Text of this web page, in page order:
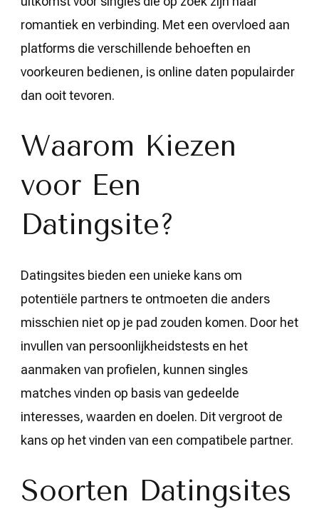
romantiek en verbinding. Met een overvloed aan
platforms die verschillende behoeften en
voorkeuren bedienen, is online daten populairder
dan ooit tevoren.
Waarom Kiezen
voor Een
Datingsite?
Datingsites bieden een unieke kans om
potentiële partners te ontmoeten die anders
misschien niet op je pad zouden komen. Door het
invullen van persoonlijkheidstests en het
aanmaken van profielen, kunnen singles
matches vinden op basis van gedeelde
interesses, waarden en doelen. Dit vergroot de
kans op het vinden van een compatibele partner.
Soorten Datingsites